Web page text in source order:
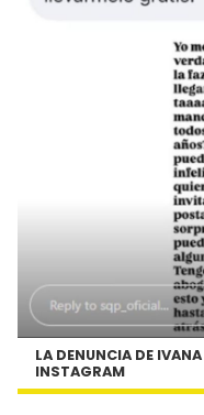
LA DENUNCIA DE
INSTAGRAM